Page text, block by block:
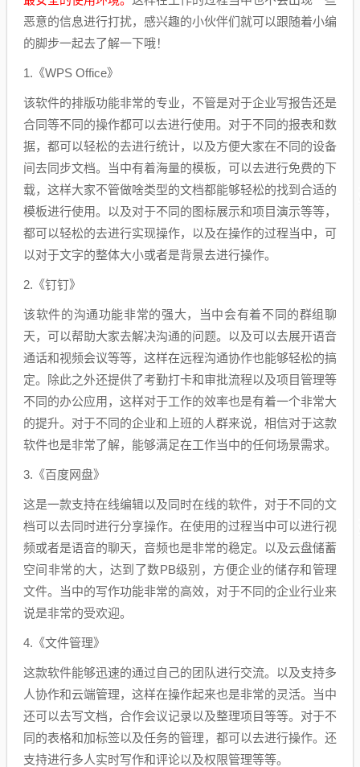
恶意的信息进行打扰，感兴趣的小伙伴们就可以跟随着小编
的脚步一起去了解一下哦！
1.《WPS Office》
该软件的排版功能非常的专业，不管是对于企业写报告还是
合同等不同的操作都可以去进行使用。对于不同的报表和数
据，都可以轻松的去进行统计，以及方便大家在不同的设备
间去同步文档。当中有着海量的模板，可以去进行免费的下
载，这样大家不管做啥类型的文档都能够轻松的找到合适的
模板进行使用。以及对于不同的图标展示和项目演示等等，
都可以轻松的去进行实现操作，以及在操作的过程当中，可
以对于文字的整体大小或者是背景去进行操作。
2.《钉钉》
该软件的沟通功能非常的强大，当中会有着不同的群组聊
天，可以帮助大家去解决沟通的问题。以及可以去展开语音
通话和视频会议等等，这样在远程沟通协作也能够轻松的搞
定。除此之外还提供了考勤打卡和审批流程以及项目管理等
不同的办公应用，这样对于工作的效率也是有着一个非常大
的提升。对于不同的企业和上班的人群来说，相信对于这款
软件也是非常了解，能够满足在工作当中的任何场景需求。
3.《百度网盘》
这是一款支持在线编辑以及同时在线的软件，对于不同的文
档可以去同时进行分享操作。在使用的过程当中可以进行视
频或者是语音的聊天，音频也是非常的稳定。以及云盘储蓄
空间非常的大，达到了数PB级别，方便企业的储存和管理
文件。当中的写作功能非常的高效，对于不同的企业行业来
说是非常的受欢迎。
4.《文件管理》
这款软件能够迅速的通过自己的团队进行交流。以及支持多
人协作和云端管理，这样在操作起来也是非常的灵活。当中
还可以去写文档，合作会议记录以及整理项目等等。对于不
同的表格和加标签以及任务的管理，都可以去进行操作。还
支持进行多人实时写作和评论以及权限管理等等。